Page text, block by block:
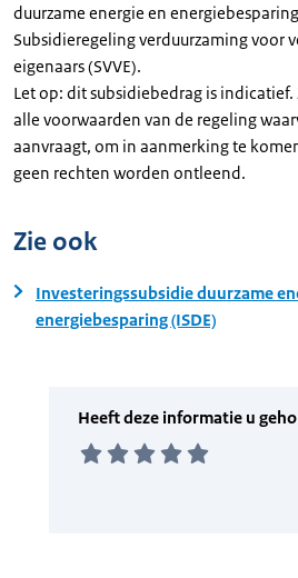
duurzame energie en
Subsidieregeling verduurzaming voor
eigenaars (SVVE).
Let op: dit subsidiebedrag is
alle voorwaarden van de regeling
aanvraagt, om in aanmerking te
geen rechten worden ontleend.
Zie ook
Investeringssubsidie duurzame
energiebesparing (ISDE)